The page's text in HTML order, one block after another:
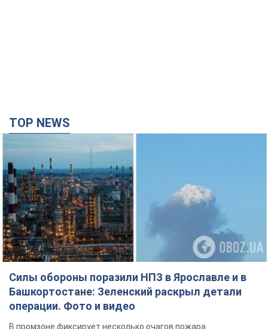
TOP NEWS
Силы обороны поразили НПЗ в Ярославле и в
Башкортостане: Зеленский раскрыл детали
операции. Фото и видео
В промзоне фиксирует несколько очагов пожара